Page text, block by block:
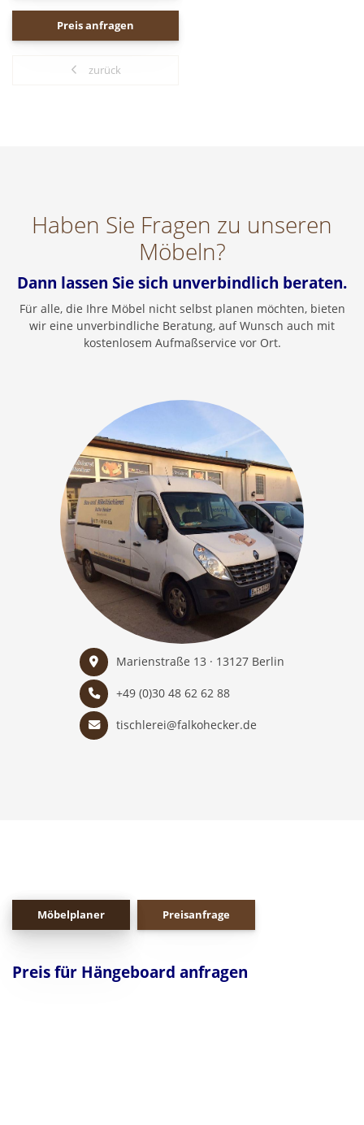
Preis anfragen
zurück
Haben Sie Fragen zu unseren
Möbeln?
Dann lassen Sie sich unverbindlich beraten.
Für alle, die Ihre Möbel nicht selbst planen möchten, bieten
wir eine unverbindliche Beratung, auf Wunsch auch mit
kostenlosem Aufmaßservice vor Ort.
Marienstraße 13 · 13127 Berlin
+49 (0)30 48 62 62 88
tischlerei@falkohecker.de
Möbelplaner Preisanfrage
Preis für Hängeboard anfragen